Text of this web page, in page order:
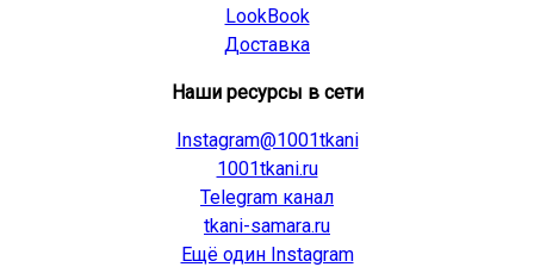
LookBook
Доставка
Наши ресурсы в сети
Instagram@1001tkani
1001tkani.ru
Telegram канал
tkani-samara.ru
Ещё один Instagram